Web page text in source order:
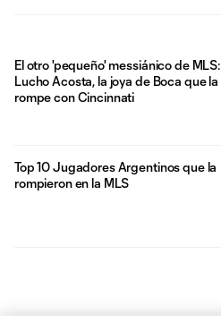
El otro 'pequeño' messiánico de MLS:
Lucho Acosta, la joya de Boca que la
rompe con Cincinnati
Top 10 Jugadores Argentinos que la
rompieron en la MLS